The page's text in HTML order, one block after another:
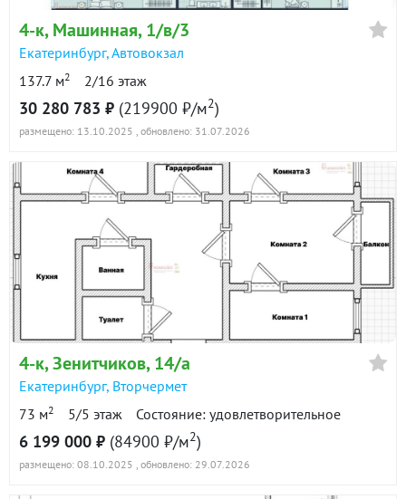
4-к, Машинная, 1/в/3
Екатеринбург,Автовокзал
137.7 м2 2/16 этаж
30 280 783 ₽ (219900 ₽/м2)
размещено: 13.10.2025 , обновлено: 31.07.2026
4-к, Зенитчиков, 14/а
Екатеринбург, Вторчермет
73 м2 5/5 этаж Состояние: удовлетворительное
6 199 000 ₽ (84900 ₽/м2)
размещено: 08.10.2025 , обновлено: 29.07.2026